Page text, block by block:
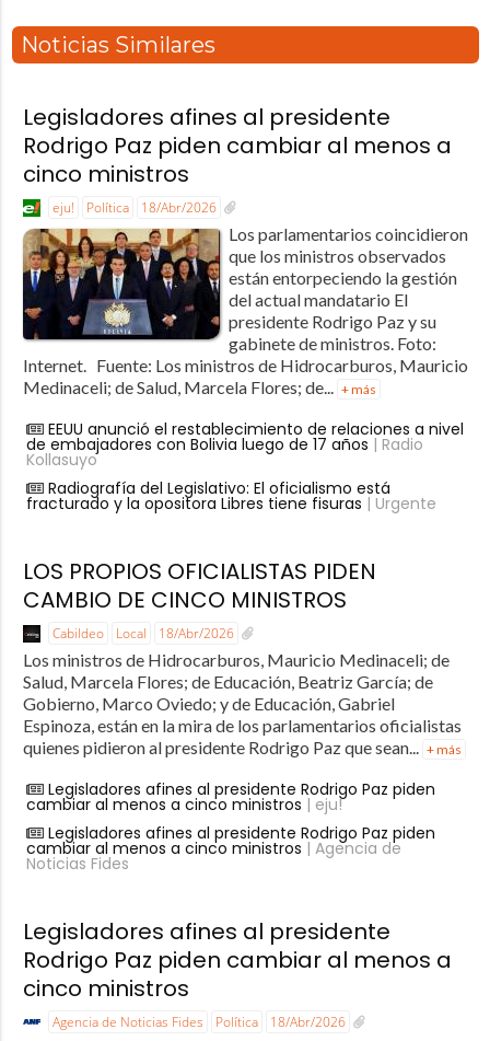
Noticias Similares
Legisladores afines al presidente
Rodrigo Paz piden cambiar al menos a
cinco ministros
eju! Política 18/Abr/2026
Los parlamentarios coincidieron
que los ministros observados
están entorpeciendo la gestión
del actual mandatario El
presidente Rodrigo Paz y su
gabinete de ministros. Foto:
Internet. Fuente: Los ministros de Hidrocarburos, Mauricio
Medinaceli; de Salud, Marcela Flores; de... + más
EEUU anunció el restablecimiento de relaciones a nivel
de embajadores con Bolivia luego de 17 años | Radio
Kollasuyo
Radiografía del Legislativo: El oficialismo está
fracturado y la opositora Libres tiene fisuras | Urgente
LOS PROPIOS OFICIALISTAS PIDEN
CAMBIO DE CINCO MINISTROS
Cabildeo Local 18/Abr/2026
Los ministros de Hidrocarburos, Mauricio Medinaceli; de
Salud, Marcela Flores; de Educación, Beatriz García; de
Gobierno, Marco Oviedo; y de Educación, Gabriel
Espinoza, están en la mira de los parlamentarios oficialistas
quienes pidieron al presidente Rodrigo Paz que sean...
+ más
Legisladores afines al presidente Rodrigo Paz piden
cambiar al menos a cinco ministros | eju!
Legisladores afines al presidente Rodrigo Paz piden
cambiar al menos a cinco ministros | Agencia de
Noticias Fides
Legisladores afines al presidente
Rodrigo Paz piden cambiar al menos a
cinco ministros
Agencia de Noticias Fides Política 18/Abr/2026